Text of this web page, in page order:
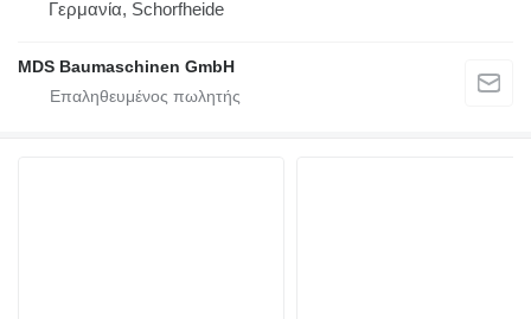
Γερμανία, Schorfheide
MDS Baumaschinen GmbH